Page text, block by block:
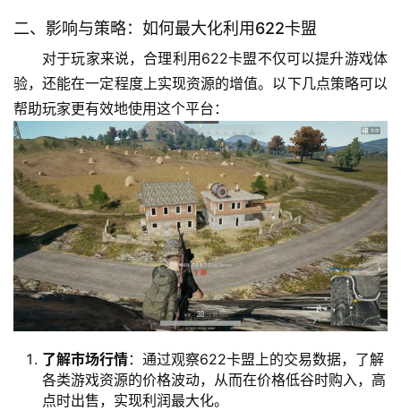
二、影响与策略：如何最大化利用622卡盟
对于玩家来说，合理利用622卡盟不仅可以提升游戏体
验，还能在一定程度上实现资源的增值。以下几点策略可以
帮助玩家更有效地使用这个平台：
了解市场行情：通过观察622卡盟上的交易数据，了解
各类游戏资源的价格波动，从而在价格低谷时购入，高
点时出售，实现利润最大化。